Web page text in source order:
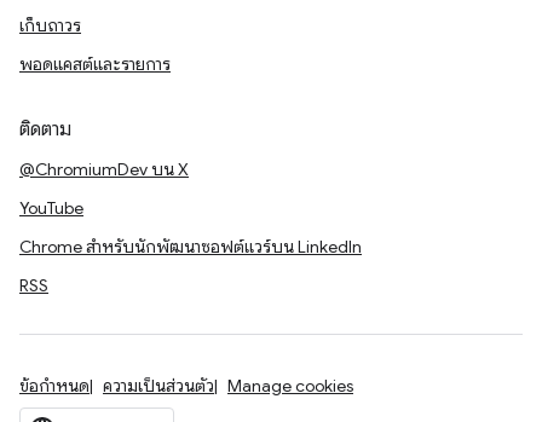
เก็บถาวร
พอดแคสต์และรายการ
ติดตาม
@ChromiumDev บน X
YouTube
Chrome สำหรับนักพัฒนาซอฟต์แวร์บน LinkedIn
RSS
ข้อกำหนด ความเป็นส่วนตัว Manage cookies